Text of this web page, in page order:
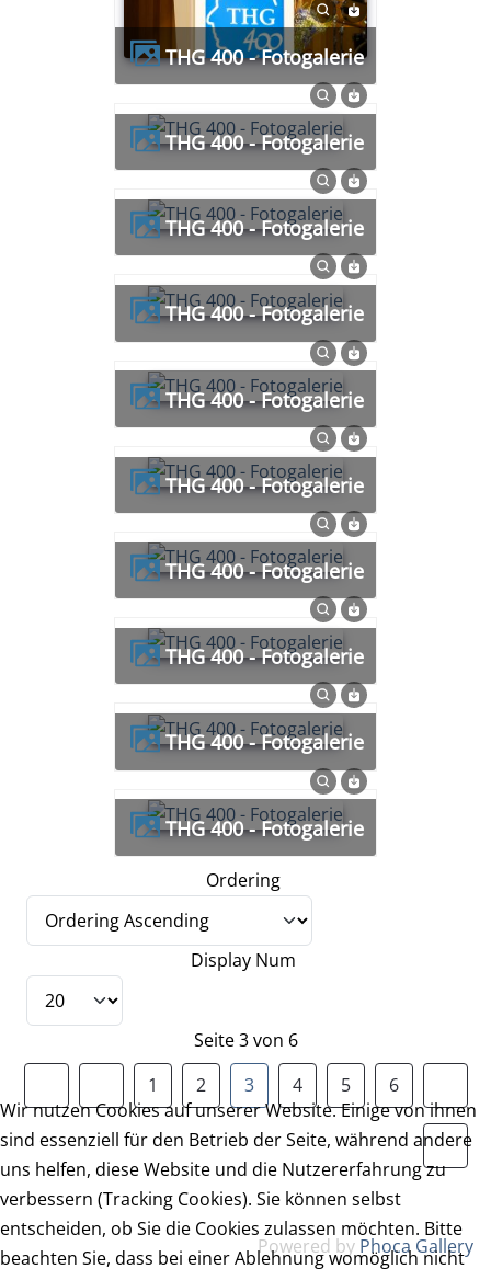
THG 400 - Fotogalerie
THG 400 - Fotogalerie
THG 400 - Fotogalerie
THG 400 - Fotogalerie
THG 400 - Fotogalerie
THG 400 - Fotogalerie
THG 400 - Fotogalerie
THG 400 - Fotogalerie
THG 400 - Fotogalerie
THG 400 - Fotogalerie
Ordering
Display Num
Seite 3 von 6
1
2 3 4 5 6
Powered by Phoca Gallery
Wir nutzen Cookies auf unserer Website. Einige von ihnen
sind essenziell für den Betrieb der Seite, während andere
uns helfen, diese Website und die Nutzererfahrung zu
verbessern (Tracking Cookies). Sie können selbst
entscheiden, ob Sie die Cookies zulassen möchten. Bitte
beachten Sie, dass bei einer Ablehnung womöglich nicht